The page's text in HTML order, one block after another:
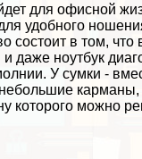
для офисной
удобного
состоит в том,
даже ноутбук
У сумки -
которого можно